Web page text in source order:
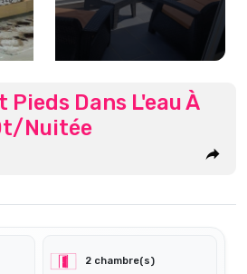
Dans L'eau À
Nuitée
2 chambre(s)